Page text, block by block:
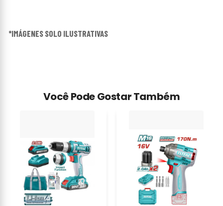
*IMÁGENES SOLO ILUSTRATIVAS
Você Pode Gostar Também